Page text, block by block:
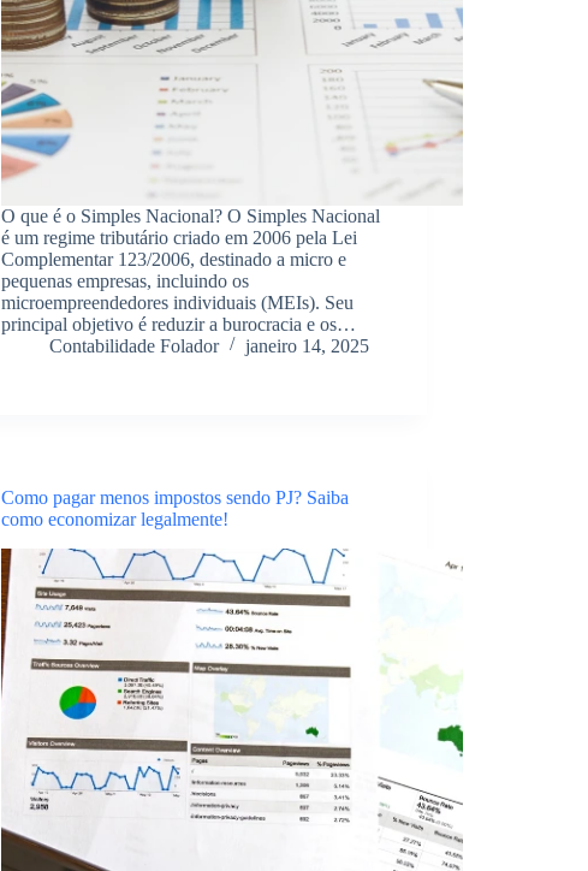
O que é o Simples Nacional? O Simples Nacional
é um regime tributário criado em 2006 pela Lei
Complementar 123/2006, destinado a micro e
pequenas empresas, incluindo os
microempreendedores individuais (MEIs). Seu
principal objetivo é reduzir a burocracia e os…
Contabilidade Folador
janeiro 14, 2025
Como pagar menos impostos sendo PJ? Saiba
como economizar legalmente!